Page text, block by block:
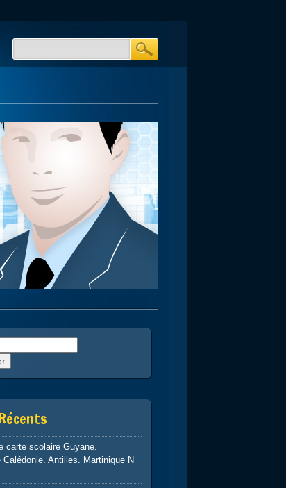
carte scolaire Guyane.
Calédonie. Antilles. Martinique N